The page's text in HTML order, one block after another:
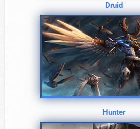
Druid
Hunter